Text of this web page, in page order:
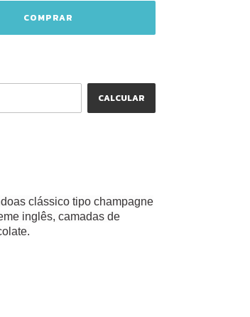
CALCULAR
clássico tipo champagne
inglês, camadas de